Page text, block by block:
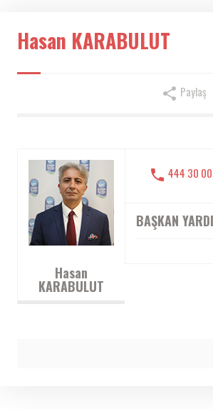
Hasan KARABULUT
Paylaş
444 30 00
BAŞKAN
Hasan
KARABULUT